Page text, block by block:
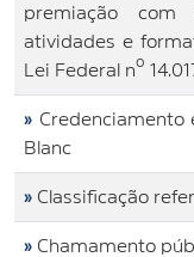
premiação
atividades e
Lei Federal nº
» Credenciamento
Blanc
» Classificação
» Chamamento